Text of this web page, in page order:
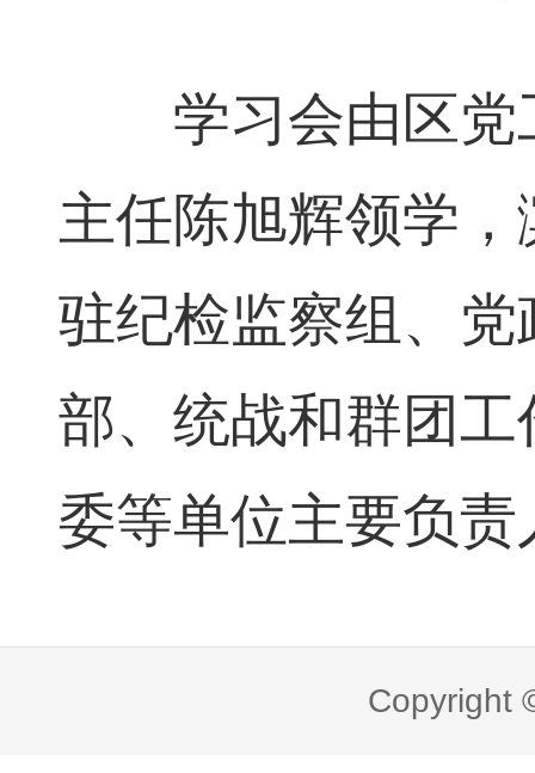
学习会由区党
主任陈旭辉领学
驻纪检监察组、
部、统战和群团
委等单位主要负责
Copyright